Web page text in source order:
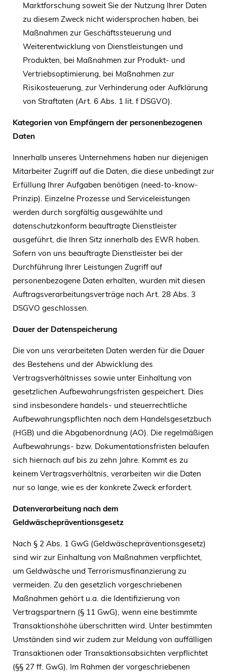
Marktforschung soweit Sie der Nutzung Ihrer Daten
zu diesem Zweck nicht widersprochen haben, bei
Maßnahmen zur Geschäftssteuerung und
Weiterentwicklung von Dienstleistungen und
Produkten, bei Maßnahmen zur Produkt- und
Vertriebsoptimierung, bei Maßnahmen zur
Risikosteuerung, zur Verhinderung oder Aufklärung
von Straftaten (Art. 6 Abs. 1 lit. f DSGVO).
Kategorien von Empfängern der personenbezogenen
Daten
Innerhalb unseres Unternehmens haben nur diejenigen
Mitarbeiter Zugriff auf die Daten, die diese unbedingt zur
Erfüllung Ihrer Aufgaben benötigen (need-to-know-
Prinzip). Einzelne Prozesse und Serviceleistungen
werden durch sorgfältig ausgewählte und
datenschutzkonform beauftragte Dienstleister
ausgeführt, die Ihren Sitz innerhalb des EWR haben.
Sofern von uns beauftragte Dienstleister bei der
Durchführung Ihrer Leistungen Zugriff auf
personenbezogene Daten erhalten, wurden mit diesen
Auftragsverarbeitungsverträge nach Art. 28 Abs. 3
DSGVO geschlossen.
Dauer der Datenspeicherung
Die von uns verarbeiteten Daten werden für die Dauer
des Bestehens und der Abwicklung des
Vertragsverhältnisses sowie unter Einhaltung von
gesetzlichen Aufbewahrungsfristen gespeichert. Dies
sind insbesondere handels- und steuerrechtliche
Aufbewahrungspflichten nach dem Handelsgesetzbuch
(HGB) und die Abgabenordnung (AO). Die regelmäßigen
Aufbewahrungs- bzw. Dokumentationsfristen belaufen
sich hiernach auf bis zu zehn Jahre. Kommt es zu
keinem Vertragsverhältnis, verarbeiten wir die Daten
nur so lange, wie es der konkrete Zweck erfordert.
Datenverarbeitung nach dem
Geldwäschepräventionsgesetz
Nach § 2 Abs. 1 GwG (Geldwäschepräventionsgesetz)
sind wir zur Einhaltung von Maßnahmen verpflichtet,
um Geldwäsche und Terrorismusfinanzierung zu
vermeiden. Zu den gesetzlich vorgeschriebenen
Maßnahmen gehört u.a. die Identifizierung von
Vertragspartnern (§ 11 GwG), wenn eine bestimmte
Transaktionshöhe überschritten wird. Unter bestimmten
Umständen sind wir zudem zur Meldung von auffälligen
Transaktionen oder Transaktionsabsichten verpflichtet
(§§ 27 ff. GwG). Im Rahmen der vorgeschriebenen